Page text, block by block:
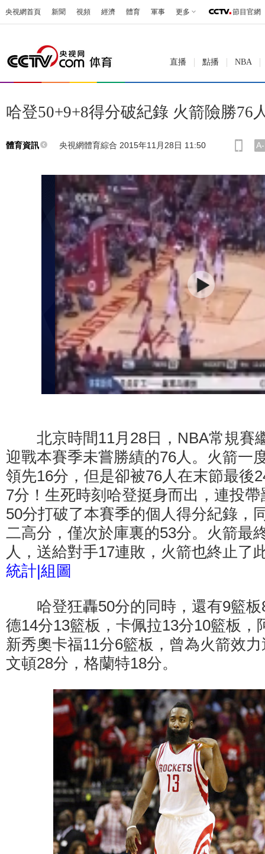
央視網首頁 新聞 視頻 經濟 體育 軍事 更多 節目官網
直播 點播 NBA
哈登50+9+8得分破紀錄 火箭險勝76
體育資訊 央視網體育綜合 2015年11月28日 11:50 A-
北京時間11月28日，NBA常規賽
迎戰本賽季未嘗勝績的76人。火箭一
領先16分，但是卻被76人在末節最後
7分！生死時刻哈登挺身而出，連投
50分打破了本賽季的個人得分紀錄，
二高分，僅次於庫裏的53分。火箭最
人，送給對手17連敗，火箭也終止了
統計|組圖
哈登狂轟50分的同時，還有9籃板
德14分13籃板，卡佩拉13分10籃板，
新秀奧卡福11分6籃板，曾為火箭效
文頓28分，格蘭特18分。